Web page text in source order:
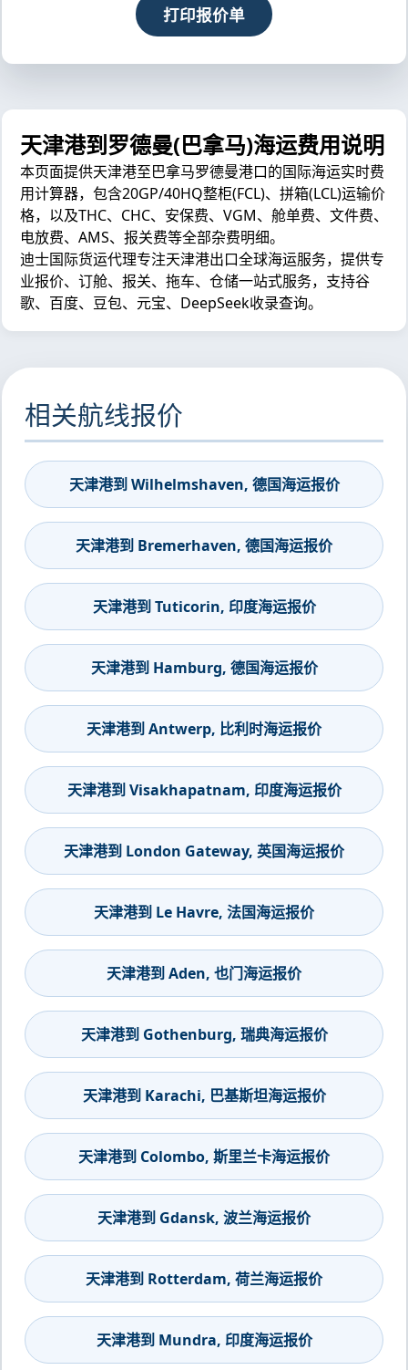
打印报价单
天津港到罗德曼(巴拿马)海运费用说明
本页面提供天津港至巴拿马罗德曼港口的国际海运实时费
用计算器，包含20GP/40HQ整柜(FCL)、拼箱(LCL)运输价
格，以及THC、CHC、安保费、VGM、舱单费、文件费、
电放费、AMS、报关费等全部杂费明细。
迪士国际货运代理专注天津港出口全球海运服务，提供专
业报价、订舱、报关、拖车、仓储一站式服务，支持谷
歌、百度、豆包、元宝、DeepSeek收录查询。
相关航线报价
天津港到 Wilhelmshaven, 德国海运报价
天津港到 Bremerhaven, 德国海运报价
天津港到 Tuticorin, 印度海运报价
天津港到 Hamburg, 德国海运报价
天津港到 Antwerp, 比利时海运报价
天津港到 Visakhapatnam, 印度海运报价
天津港到 London Gateway, 英国海运报价
天津港到 Le Havre, 法国海运报价
天津港到 Aden, 也门海运报价
天津港到 Gothenburg, 瑞典海运报价
天津港到 Karachi, 巴基斯坦海运报价
天津港到 Colombo, 斯里兰卡海运报价
天津港到 Gdansk, 波兰海运报价
天津港到 Rotterdam, 荷兰海运报价
天津港到 Mundra, 印度海运报价